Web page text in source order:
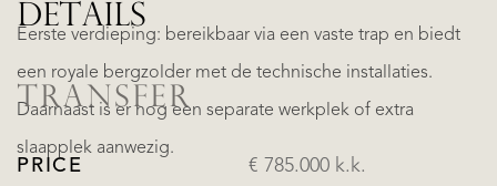
Eerste verdieping: bereikbaar via een vaste trap en biedt
een royale bergzolder met de technische installaties.
Daarnaast is er nog een separate werkplek of extra
slaapplek aanwezig.
DETAILS
TRANSFER
PRICE € 785.000 k.k.